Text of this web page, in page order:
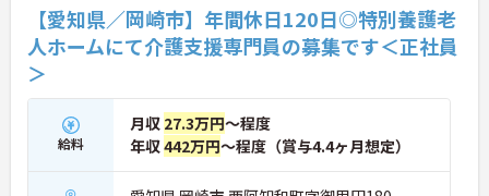
【愛知県／岡崎市】年間休日120日◎特別養護老
人ホームにて介護支援専門員の募集です＜正社員
＞
給料
月収 27.3万円～程度
年収442万円～程度（賞与4.4ヶ月想定）